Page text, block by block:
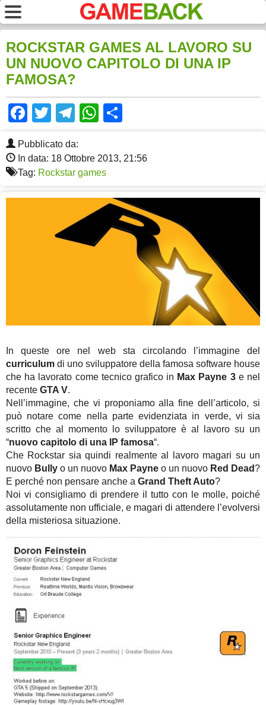
ROCKSTAR GAMES AL LAVORO SU
UN NUOVO CAPITOLO DI UNA IP
FAMOSA?
Facebook
TwitterTelegram
WhatsApp
Pubblicato da:
In data: 18 Ottobre 2013, 21:56
Tag: Rockstar games
In queste ore nel web sta circolando l’immagine del
curriculum di uno sviluppatore della famosa software house
che ha lavorato come tecnico grafico in Max Payne 3e nel
recente GTA V.
Nell’immagine, che vi proponiamo alla fine dell’articolo, si
può notare come nella parte evidenziata in verde, vi sia
scritto che al momento lo sviluppatore è al lavoro su un
“nuovo capitolo di una IP famosa“.
Che Rockstar sia quindi realmente al lavoro magari su un
nuovo Bully o un nuovo Max Payne o un nuovo Red Dead?
E perché non pensare anche a Grand Theft Auto?
Noi vi consigliamo di prendere il tutto con le molle, poiché
assolutamente non ufficiale, e magari di attendere l’evolversi
della misteriosa situazione.